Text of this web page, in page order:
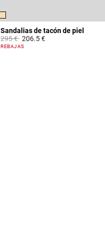
Sandalias de tacón de piel
Price reduced from
295 €to206.5 €
4,4 out of 5 Customer Rating
REBAJAS